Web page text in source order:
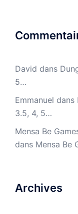
David dans
5…
Emmanuel dans
3.5, 4, 5…
Mensa Be
dans Mensa Be
Archives